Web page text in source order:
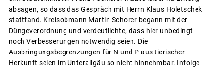
absagen, so dass das Gespräch mit Herrn Klaus Holetschek
stattfand. Kreisobmann Martin Schorer begann mit der
Düngeverordnung und verdeutlichte, dass hier unbedingt
noch Verbesserungen notwendig seien. Die
Ausbringungsbegrenzungen für N und P aus tierischer
Herkunft seien im Unterallgäu so nicht hinnehmbar. Infolge